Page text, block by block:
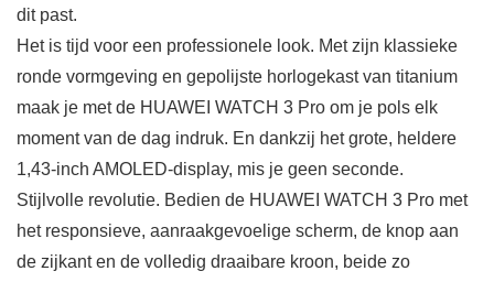
dit past.
Het is tijd voor een professionele look. Met zijn klassieke
ronde vormgeving en gepolijste horlogekast van titanium
maak je met de HUAWEI WATCH 3 Pro om je pols elk
moment van de dag indruk. En dankzij het grote, heldere
1,43-inch AMOLED-display, mis je geen seconde.
Stijlvolle revolutie. Bedien de HUAWEI WATCH 3 Pro met
het responsieve, aanraakgevoelige scherm, de knop aan
de zijkant en de volledig draaibare kroon, beide zo